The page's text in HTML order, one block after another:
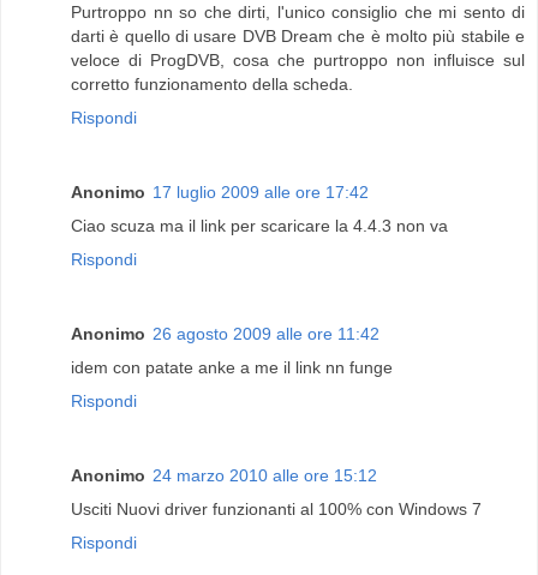
Purtroppo nn so che dirti, l'unico consiglio che mi sento di
darti è quello di usare DVB Dream che è molto più stabile e
veloce di ProgDVB, cosa che purtroppo non influisce sul
corretto funzionamento della scheda.
Rispondi
Anonimo 17 luglio 2009 alle ore 17:42
Ciao scuza ma il link per scaricare la 4.4.3 non va
Rispondi
Anonimo 26 agosto 2009 alle ore 11:42
idem con patate anke a me il link nn funge
Rispondi
Anonimo 24 marzo 2010 alle ore 15:12
Usciti Nuovi driver funzionanti al 100% con Windows 7
Rispondi